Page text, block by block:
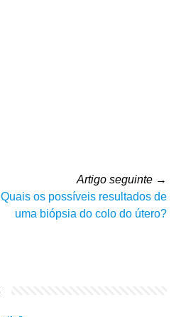
Artigo seguinte →
Quais os possíveis resultados de
uma biópsia do colo do útero?